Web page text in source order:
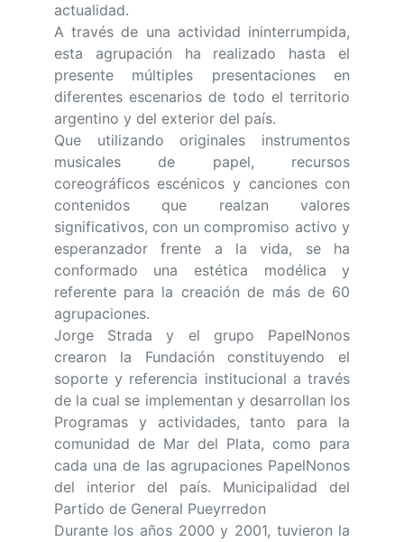
actualidad.
A través de una actividad ininterrumpida,
esta agrupación ha realizado hasta el
presente múltiples presentaciones en
diferentes escenarios de todo el territorio
argentino y del exterior del país.
Que utilizando originales instrumentos
musicales de papel, recursos
coreográficos escénicos y canciones con
contenidos que realzan valores
significativos, con un compromiso activo y
esperanzador frente a la vida, se ha
conformado una estética modélica y
referente para la creación de más de 60
agrupaciones.
Jorge Strada y el grupo PapelNonos
crearon la Fundación constituyendo el
soporte y referencia institucional a través
de la cual se implementan y desarrollan los
Programas y actividades, tanto para la
comunidad de Mar del Plata, como para
cada una de las agrupaciones PapelNonos
del interior del país. Municipalidad del
Partido de General Pueyrredon
Durante los años 2000 y 2001, tuvieron la